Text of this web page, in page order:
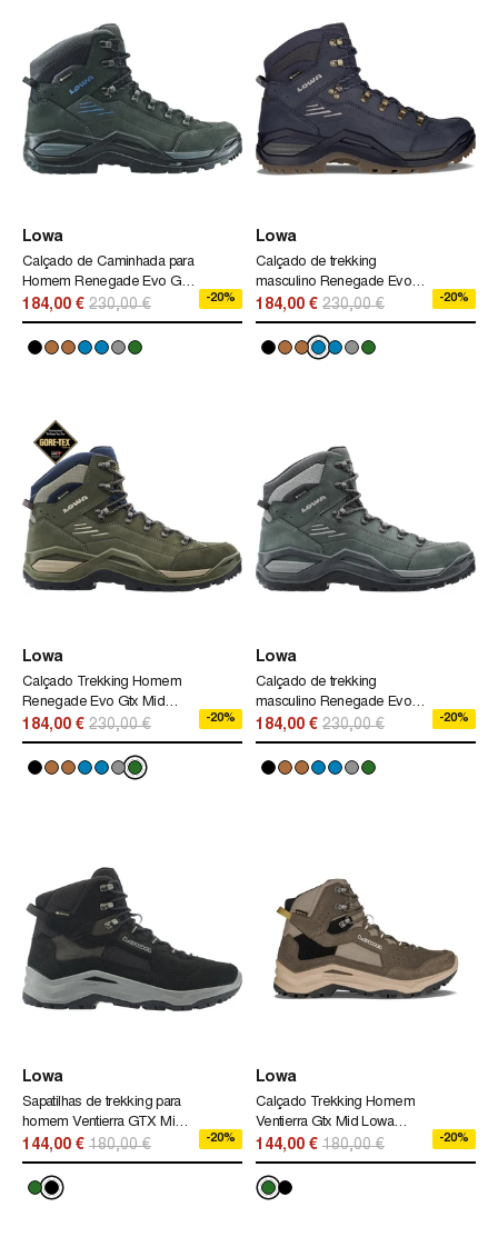
Lowa
Calçado de Caminhada para
Homem Renegade Evo Gtx
Mid Lowa Preto
184,00 € 230,00 € -20%
Lowa
Calçado de trekking
masculino Renegade Evo
Gtx Mid Lowa
184,00 € 230,00 € -20%
Lowa
Calçado Trekking Homem
Renegade Evo Gtx Mid
Lowa Verde
184,00 € 230,00 € -20%
Lowa
Calçado de trekking
masculino Renegade Evo
Gtx Mid Lowa
184,00 € 230,00 € -20%
Lowa
Sapatilhas de trekking para
homem Ventierra GTX Mid
Lowa preto
144,00 € 180,00 € -20%
Lowa
Calçado Trekking Homem
Ventierra Gtx Mid Lowa
Verde
144,00 € 180,00 € -20%